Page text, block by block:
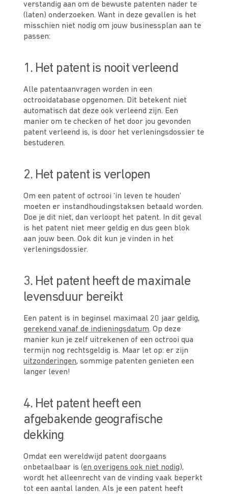
verstandig aan om de bewuste patenten nader te
(laten) onderzoeken. Want in deze gevallen is het
misschien niet nodig om jouw businessplan aan te
passen:
1. Het patent is nooit verleend
Alle patentaanvragen worden in een
octrooidatabase opgenomen. Dit betekent niet
automatisch dat deze ook verleend zijn. Een
manier om te checken of het door jou gevonden
patent verleend is, is door het verleningsdossier te
bestuderen.
2. Het patent is verlopen
Om een patent of octrooi ‘in leven te houden’
moeten er instandhoudingstaksen betaald worden.
Doe je dit niet, dan verloopt het patent. In dit geval
is het patent niet meer geldig en dus geen blok
aan jouw been. Ook dit kun je vinden in het
verleningsdossier.
3. Het patent heeft de maximale
levensduur bereikt
Een patent is in beginsel maximaal 20 jaar geldig,
gerekend vanaf de indieningsdatum. Op deze
manier kun je zelf uitrekenen of een octrooi qua
termijn nog rechtsgeldig is. Maar let op: er zijn
uitzonderingen, sommige patenten genieten een
langer leven!
4. Het patent heeft een
afgebakende geografische
dekking
Omdat een wereldwijd patent doorgaans
onbetaalbaar is (en overigens ook niet nodig),
wordt het alleenrecht van de vinding vaak beperkt
tot een aantal landen. Als je een patent heeft